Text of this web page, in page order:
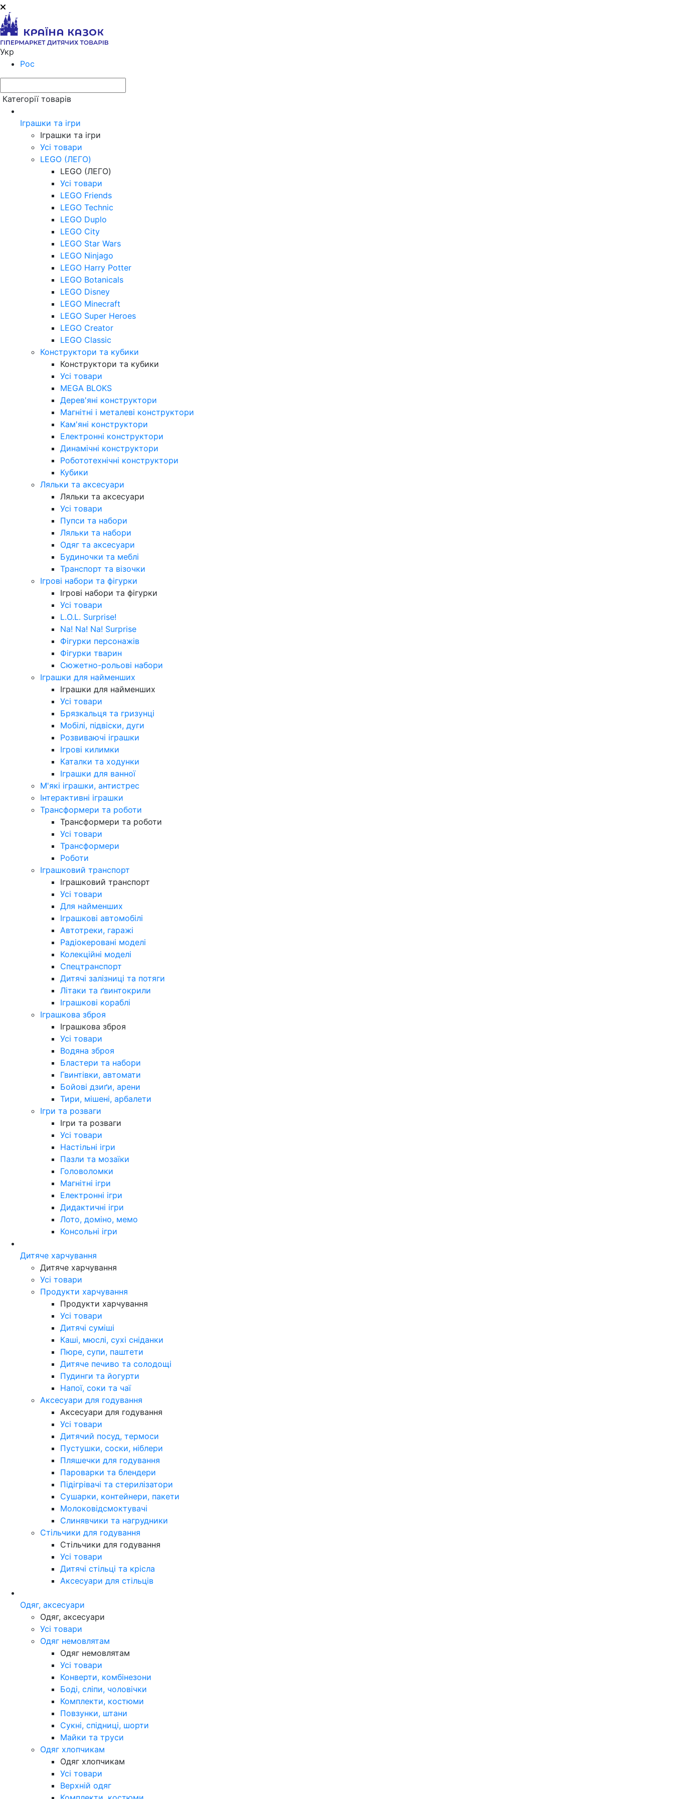
Укр
Рос
Категорії товарів
Іграшки та ігри
Іграшки та ігри
Усі товари
LEGO (ЛЕГО)
LEGO (ЛЕГО)
Усі товари
LEGO Friends
LEGO Technic
LEGO Duplo
LEGO City
LEGO Star Wars
LEGO Ninjago
LEGO Harry Potter
LEGO Botanicals
LEGO Disney
LEGO Minecraft
LEGO Super Heroes
LEGO Creator
LEGO Classic
Конструктори та кубики
Конструктори та кубики
Усі товари
MEGA BLOKS
Дерев'яні конструктори
Магнітні і металеві конструктори
Кам'яні конструктори
Електронні конструктори
Динамічні конструктори
Робототехнічні конструктори
Кубики
Ляльки та аксесуари
Ляльки та аксесуари
Усі товари
Пупси та набори
Ляльки та набори
Одяг та аксесуари
Будиночки та меблі
Транспорт та візочки
Ігрові набори та фігурки
Ігрові набори та фігурки
Усі товари
L.O.L. Surprise!
Na! Na! Na! Surprise
Фігурки персонажів
Фігурки тварин
Сюжетно-рольові набори
Іграшки для найменших
Іграшки для найменших
Усі товари
Брязкальця та гризунці
Мобілі, підвіски, дуги
Розвиваючі іграшки
Ігрові килимки
Каталки та ходунки
Іграшки для ванної
М'які іграшки, антистрес
Інтерактивні іграшки
Трансформери та роботи
Трансформери та роботи
Усі товари
Трансформери
Роботи
Іграшковий транспорт
Іграшковий транспорт
Усі товари
Для найменших
Іграшкові автомобілі
Автотреки, гаражі
Радіокеровані моделі
Колекційні моделі
Спецтранспорт
Дитячі залізниці та потяги
Літаки та ґвинтокрили
Іграшкові кораблі
Іграшкова зброя
Іграшкова зброя
Усі товари
Водяна зброя
Бластери та набори
Гвинтівки, автомати
Бойові дзиґи, арени
Тири, мішені, арбалети
Ігри та розваги
Ігри та розваги
Усі товари
Настільні ігри
Пазли та мозаїки
Головоломки
Магнітні ігри
Електронні ігри
Дидактичні ігри
Лото, доміно, мемо
Консольні ігри
Дитяче харчування
Дитяче харчування
Усі товари
Продукти харчування
Продукти харчування
Усі товари
Дитячі суміші
Каші, мюслі, сухі сніданки
Пюре, супи, паштети
Дитяче печиво та солодощі
Пудинги та йогурти
Напої, соки та чаї
Аксесуари для годування
Аксесуари для годування
Усі товари
Дитячий посуд, термоси
Пустушки, соски, ніблери
Пляшечки для годування
Пароварки та блендери
Підігрівачі та стерилізатори
Сушарки, контейнери, пакети
Молоковідсмоктувачі
Слинявчики та нагрудники
Стільчики для годування
Стільчики для годування
Усі товари
Дитячі стільці та крісла
Аксесуари для стільців
Одяг, аксесуари
Одяг, аксесуари
Усі товари
Одяг немовлятам
Одяг немовлятам
Усі товари
Конверти, комбінезони
Боді, сліпи, чоловічки
Комплекти, костюми
Повзунки, штани
Сукні, спідниці, шорти
Майки та труси
Одяг хлопчикам
Одяг хлопчикам
Усі товари
Верхній одяг